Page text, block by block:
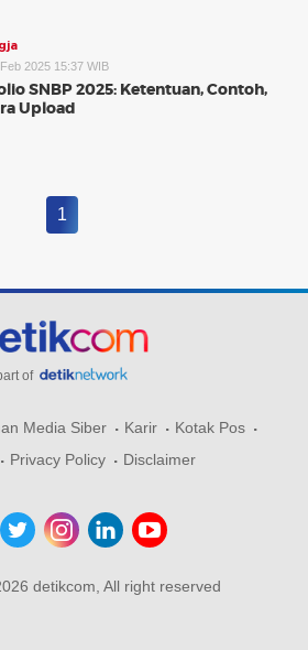
2025 15:37 WIB
SNBP 2025: Ketentuan, Contoh,
Upload
1
of
Media Siber Karir
Kotak Pos
Privacy Policy Disclaimer
detikcom, All right reserved